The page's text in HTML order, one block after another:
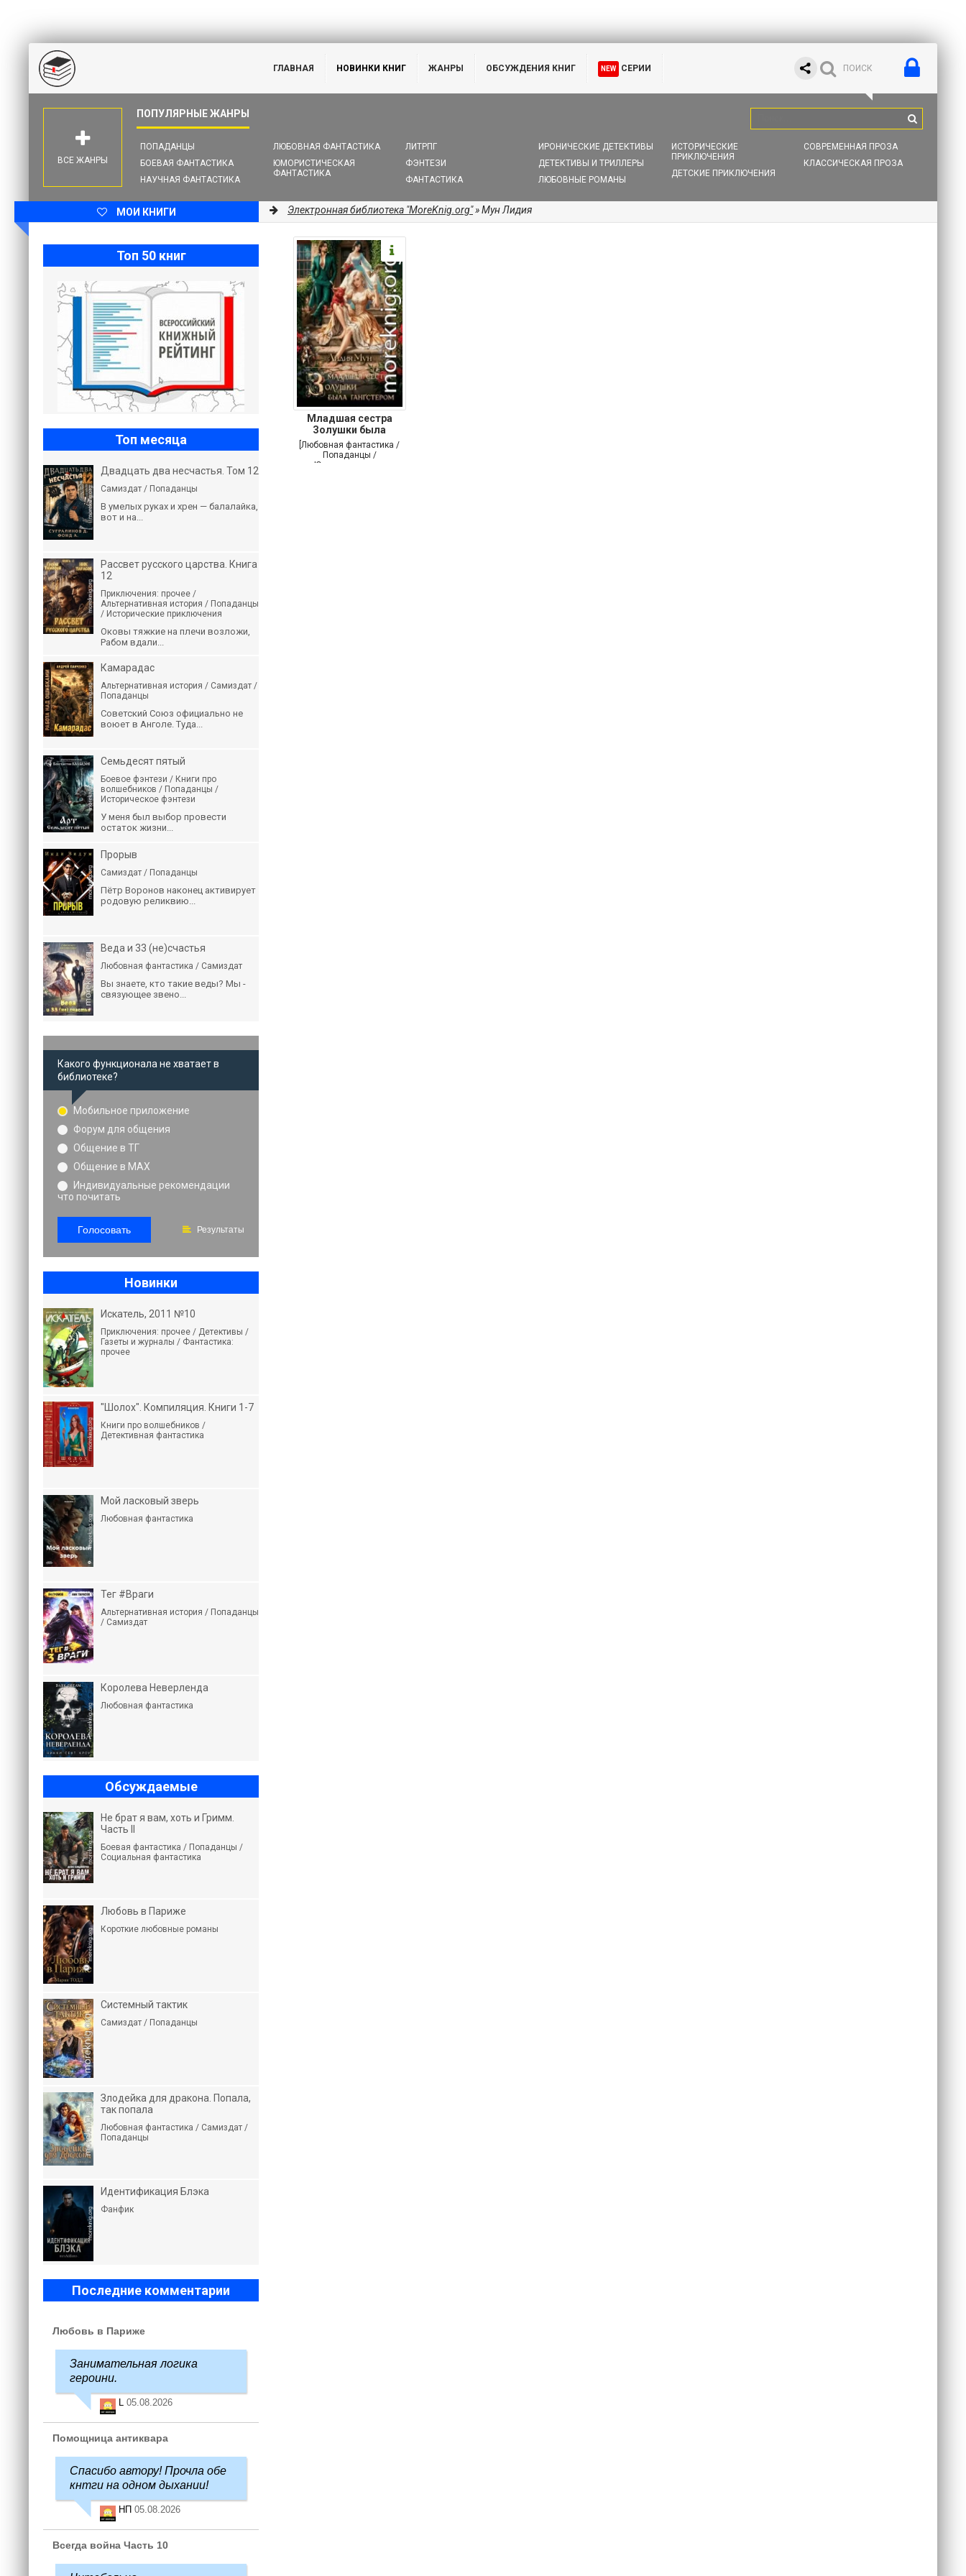
ГЛАВНАЯ НОВИНКИ КНИГ ЖАНРЫ ОБСУЖДЕНИЯ КНИГ NEW СЕРИИ
ПОПАДАНЦЫ
БОЕВАЯ ФАНТАСТИКА
НАУЧНАЯ ФАНТАСТИКА
ЛЮБОВНАЯ ФАНТАСТИКА
ЮМОРИСТИЧЕСКАЯ
ФАНТАСТИКА
ЛИТРПГ
ФЭНТЕЗИ
ФАНТАСТИКА
ИРОНИЧЕСКИЕ ДЕТЕКТИВЫ
ДЕТЕКТИВЫ И ТРИЛЛЕРЫ
ЛЮБОВНЫЕ РОМАНЫ
ИСТОРИЧЕСКИЕ
ПРИКЛЮЧЕНИЯ
ДЕТСКИЕ ПРИКЛЮЧЕНИЯ
СОВРЕМЕННАЯ ПРОЗА
КЛАССИЧЕСКАЯ ПРОЗА
ВСЕ ЖАНРЫ
МОИ КНИГИ Электронная библиотека "MoreKnig.org"» Мун Лидия
Младшая сестра
Золушки была
гангстером
[Любовная фантастика /
Попаданцы /
Юмористическая
Топ 50 книг
Топ месяца
Двадцать два несчастья. Том 12
Самиздат / Попаданцы
В умелых руках и хрен — балалайка,
вот и на...
Рассвет русского царства. Книга
12
Приключения: прочее /
Альтернативная история / Попаданцы
/ Исторические приключения
Оковы тяжкие на плечи возложи,
Рабом вдали...
Камарадас
Альтернативная история / Самиздат /
Попаданцы
Советский Союз официально не
воюет в Анголе. Туда...
Семьдесят пятый
Боевое фэнтези / Книги про
волшебников / Попаданцы /
Историческое фэнтези
У меня был выбор провести
остаток жизни...
Прорыв
Самиздат / Попаданцы
Пётр Воронов наконец активирует
родовую реликвию...
Веда и 33 (не)счастья
Любовная фантастика / Самиздат
Вы знаете, кто такие веды? Мы -
связующее звено...
Какого функционала не хватает в
библиотеке?
Мобильное приложение
Форум для общения
Общение в ТГ
Общение в MAX
Индивидуальные рекомендации
что почитать
Голосовать Результаты
Новинки
Искатель, 2011 №10
Приключения: прочее / Детективы /
Газеты и журналы / Фантастика:
прочее
"Шолох". Компиляция. Книги 1-7
Книги про волшебников /
Детективная фантастика
Мой ласковый зверь
Любовная фантастика
Тег #Враги
Альтернативная история / Попаданцы
/ Самиздат
Королева Неверленда
Любовная фантастика
Обсуждаемые
Не брат я вам, хоть и Гримм.
Часть II
Боевая фантастика / Попаданцы /
Социальная фантастика
Любовь в Париже
Короткие любовные романы
Системный тактик
Самиздат / Попаданцы
Злодейка для дракона. Попала,
так попала
Любовная фантастика / Самиздат /
Попаданцы
Идентификация Блэка
Фанфик
Последние комментарии
Любовь в Париже
Занимательная логика
героини.
L 05.08.2026
Помощница антиквара
Спасибо автору! Прочла обе
кнтги на одном дыхании!
НП 05.08.2026
Всегда война Часть 10